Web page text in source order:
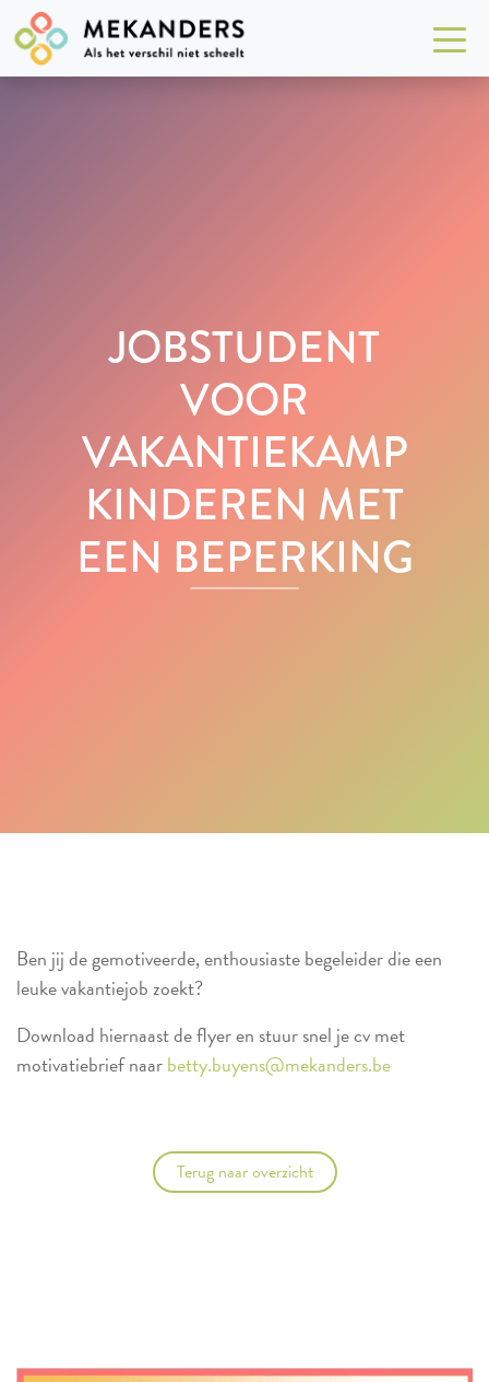
JOBSTUDENT
VOOR
VAKANTIEKAMP
KINDEREN MET
EEN BEPERKING
Ben jij de gemotiveerde, enthousiaste begeleider die een
leuke vakantiejob zoekt?
Download hiernaast de flyer en stuur snel je cv met
motivatiebrief naarbetty.buyens@mekanders.be
Terug naar overzicht